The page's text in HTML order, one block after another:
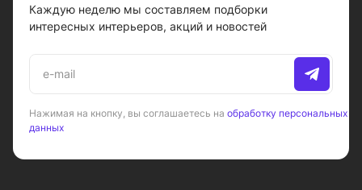
Каждую неделю мы составляем подборки
интересных интерьеров, акций и новостей
Нажимая на кнопку, вы соглашаетесь на обработку персональных
данных